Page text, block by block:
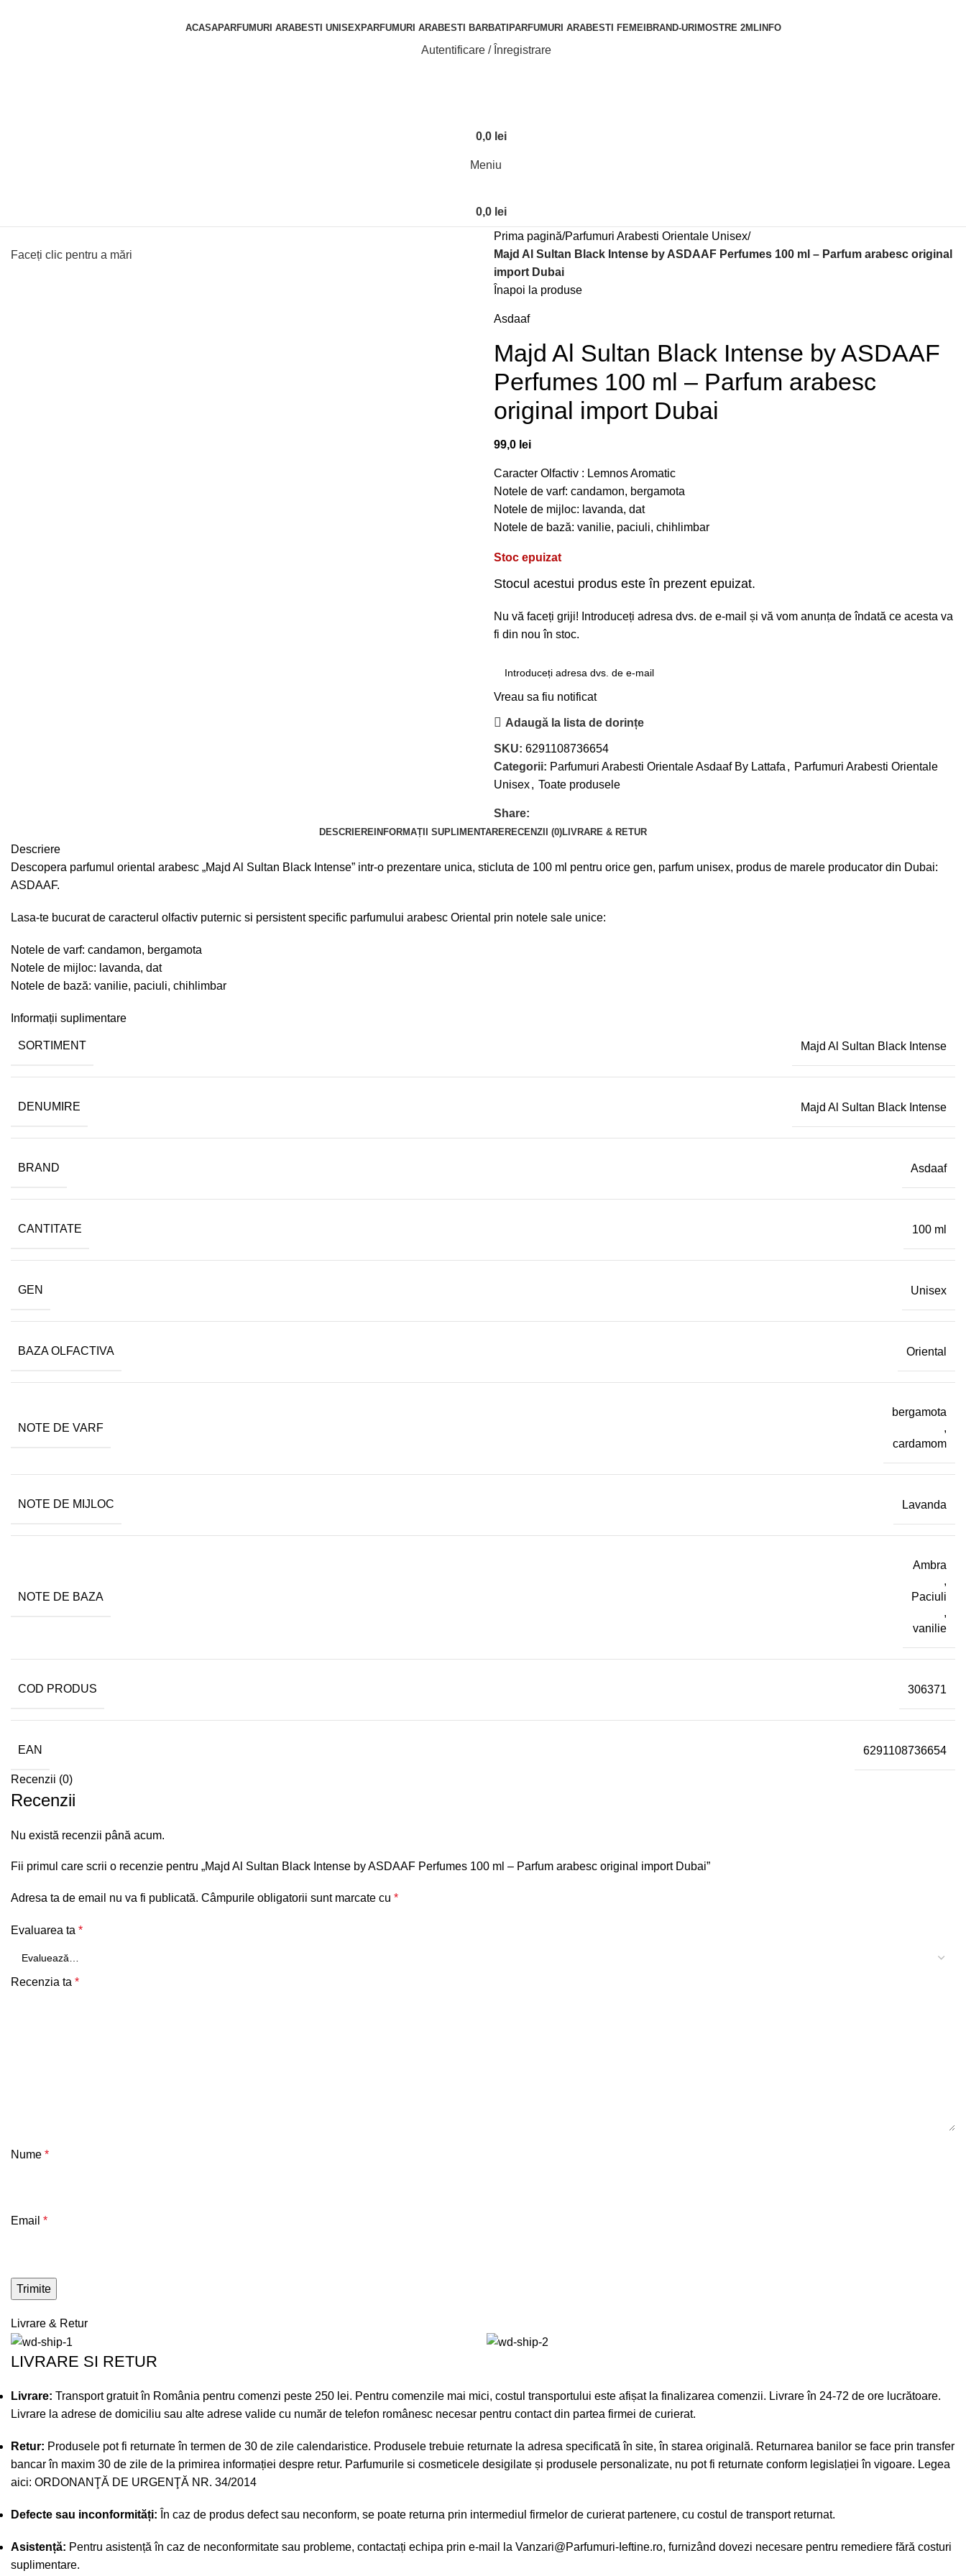
ACASAPARFUMURI ARABESTI UNISEXPARFUMURI ARABESTI BARBATI PARFUMURI ARABESTI FEMEI BRAND-URI MOSTRE 2MLINFO
Autentificare / Înregistrare
0,0 lei
Meniu
0,0 lei
Faceți clic pentru a mări
Prima pagină Parfumuri Arabesti Orientale Unisex
Majd Al Sultan Black Intense by ASDAAF Perfumes 100 ml – Parfum arabesc original
import Dubai
Înapoi la produse
Asdaaf
Majd Al Sultan Black Intense by ASDAAF
Perfumes 100 ml – Parfum arabesc
original import Dubai
99,0 lei
Caracter Olfactiv : Lemnos Aromatic
Notele de varf: candamon, bergamota
Notele de mijloc: lavanda, dat
Notele de bază: vanilie, paciuli, chihlimbar
Stoc epuizat
Stocul acestui produs este în prezent epuizat.
Nu vă faceți griji! Introduceți adresa dvs. de e-mail și vă vom anunța de îndată ce acesta va
fi din nou în stoc.
Vreau sa fiu notificat
Adaugă la lista de dorințe
SKU: 6291108736654
Categorii: Parfumuri Arabesti Orientale Asdaaf By Lattafa , Parfumuri Arabesti Orientale
Unisex, Toate produsele
Share:
DESCRIERE INFORMAȚII SUPLIMENTARERECENZII (0)LIVRARE & RETUR
Descriere
Descopera parfumul oriental arabesc „Majd Al Sultan Black Intense” intr-o prezentare unica, sticluta de 100 ml pentru orice gen, parfum unisex, produs de marele producator din Dubai:
ASDAAF.
Lasa-te bucurat de caracterul olfactiv puternic si persistent specific parfumului arabesc Oriental prin notele sale unice:
Notele de varf: candamon, bergamota
Notele de mijloc: lavanda, dat
Notele de bază: vanilie, paciuli, chihlimbar
Informații suplimentare
SORTIMENT Majd Al Sultan Black Intense
DENUMIRE Majd Al Sultan Black Intense
BRAND Asdaaf
CANTITATE 100 ml
GEN Unisex
BAZA OLFACTIVA Oriental
NOTE DE VARF
bergamota
,
cardamom
NOTE DE MIJLOC Lavanda
NOTE DE BAZA
Ambra
,
Paciuli
,
vanilie
COD PRODUS 306371
EAN 6291108736654
Recenzii (0)
Recenzii
Nu există recenzii până acum.
Fii primul care scrii o recenzie pentru „Majd Al Sultan Black Intense by ASDAAF Perfumes 100 ml – Parfum arabesc original import Dubai”
Adresa ta de email nu va fi publicată. Câmpurile obligatorii sunt marcate cu *
Evaluarea ta *
Recenzia ta *
Nume *
Email *
Livrare & Retur
LIVRARE SI RETUR
Livrare: Transport gratuit în România pentru comenzi peste 250 lei. Pentru comenzile mai mici, costul transportului este afișat la finalizarea comenzii. Livrare în 24-72 de ore lucrătoare.
Livrare la adrese de domiciliu sau alte adrese valide cu număr de telefon românesc necesar pentru contact din partea firmei de curierat.
Retur: Produsele pot fi returnate în termen de 30 de zile calendaristice. Produsele trebuie returnate la adresa specificată în site, în starea originală. Returnarea banilor se face prin transfer
bancar în maxim 30 de zile de la primirea informației despre retur. Parfumurile si cosmeticele desigilate și produsele personalizate, nu pot fi returnate conform legislației în vigoare. Legea
aici: ORDONANŢĂ DE URGENŢĂ NR. 34/2014
Defecte sau inconformități: În caz de produs defect sau neconform, se poate returna prin intermediul firmelor de curierat partenere, cu costul de transport returnat.
Asistență: Pentru asistență în caz de neconformitate sau probleme, contactați echipa prin e-mail la Vanzari@Parfumuri-Ieftine.ro, furnizând dovezi necesare pentru remediere fără costuri
suplimentare.